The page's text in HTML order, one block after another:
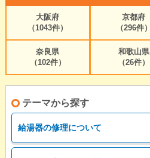
大阪府
（1043件）
京都府
（296件）
奈良県
（102件）
和歌山県
（26件）
テーマから探す
給湯器の修理について